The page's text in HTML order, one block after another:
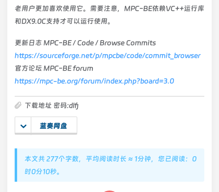
老用户更加喜欢使用它。需要注意，MPC-BE依赖VC++运行库
和DX9.0C支持才可以运行使用。
更新日志 MPC-BE / Code / Browse Commits
https://sourceforge.net/p/mpcbe/code/commit_browser
官方论坛 MPC-BE forum
https://mpc-be.org/forum/index.php?board=3.0
下载地址 密码:dlfj
蓝奏网盘
本文共 277个字数，平均阅读时长 ≈ 1分钟，您已阅读：0
时0分10秒。